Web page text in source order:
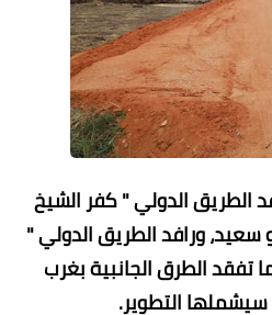
الطريق الدولي " كفر الشيخ
سعيد، ورافد الطريق الدولي "
تفقد الطرق الجانبية بغرب
سيشملها التطوير.